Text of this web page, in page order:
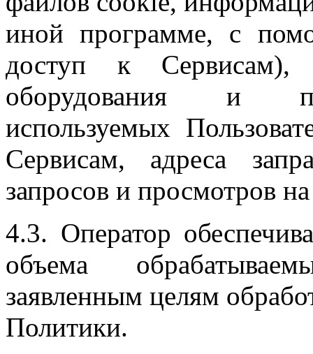
иной программе, с
доступ к Сервисам),
оборудования и
используемых
Сервисам, адреса
запросов и просмотров
4.3. Оператор
объема
заявленным целям
Политики.